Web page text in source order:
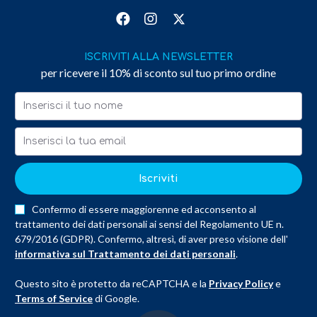
ISCRIVITI ALLA NEWSLETTER
per ricevere il 10% di sconto sul tuo primo ordine
Iscriviti
Confermo di essere maggiorenne ed acconsento al
trattamento dei dati personali ai sensi del Regolamento UE n.
679/2016 (GDPR). Confermo, altresì, di aver preso visione dell'
informativa sul Trattamento dei dati personali.
Questo sito è protetto da reCAPTCHA e la Privacy Policye
Terms of Servicedi Google.